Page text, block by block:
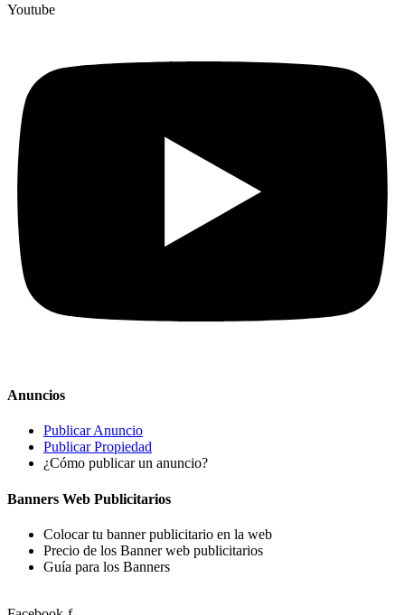
Youtube
Anuncios
Publicar Anuncio
Publicar Propiedad
¿Cómo publicar un anuncio?
Banners Web Publicitarios
Colocar tu banner publicitario en la web
Precio de los Banner web publicitarios
Guía para los Banners